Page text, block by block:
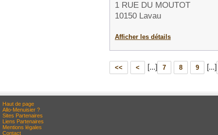
1 RUE DU MOUTOT
10150 Lavau
Afficher les détails
<< < [...] 7 8 9 [...]
Haut de page
Allo-Menuisier ?
Sites Partenaires
Liens Partenaires
Mentions légales
Contact